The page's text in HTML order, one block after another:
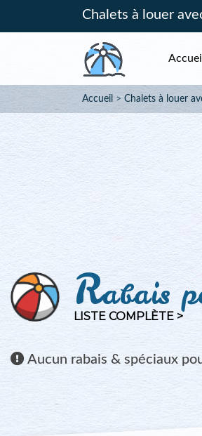
Chalets à louer
Accueil
Accueil Chalets à louer
Rabais
LISTE COMPLÈTE >
Aucun rabais & spéciaux